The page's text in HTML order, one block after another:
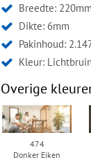
Breedte:
Dikte: 6mm
Pakinhoud:
Kleur:
Overige
474
Donker Eiken